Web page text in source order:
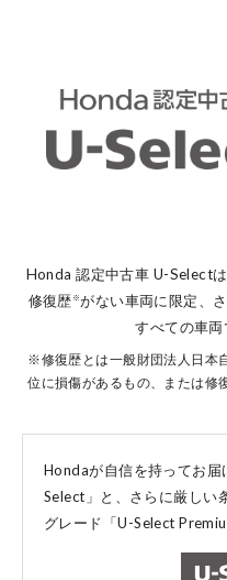
コーポ
点検・
コーポ
Honda 認定中古車 U-Select
修復歴 ※がない車両に限定、
すべての車両
※修復歴とは一般財団法人日本
位に損傷があるもの、または修
Hondaが自信を持ってお
Select」と、 さらに厳しい
グレード「U-Select